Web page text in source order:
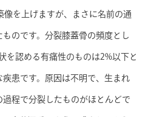
像を上げますが、まさに名前の通
のです。分裂膝蓋骨の頻度とし
を認める有痛性のものは2%以下と
患です。原因は不明で、生まれ
程で分裂したものがほとんどで